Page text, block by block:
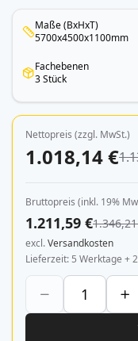
Maße (BxHxT)
5700x4500x1100mm
Fachebenen
3 Stück
Nettopreis (zzgl. MwSt.)
1.018,14 €
Bruttopreis (inkl. 19%
1.211,59 €
excl.Versandkosten
Lieferzeit 5 Werktage +